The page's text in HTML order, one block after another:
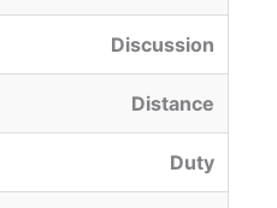
Discussion
Distance
Duty